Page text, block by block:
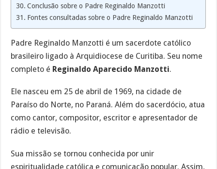
Conclusão sobre o Padre Reginaldo Manzotti
Fontes consultadas sobre o Padre Reginaldo Manzotti
Padre Reginaldo Manzotti é um sacerdote católico
brasileiro ligado à Arquidiocese de Curitiba. Seu nome
completo é Reginaldo Aparecido Manzotti.
Ele nasceu em 25 de abril de 1969, na cidade de
Paraíso do Norte, no Paraná. Além do sacerdócio, atua
como cantor, compositor, escritor e apresentador de
rádio e televisão.
Sua missão se tornou conhecida por unir
espiritualidade católica e comunicação popular. Assim,